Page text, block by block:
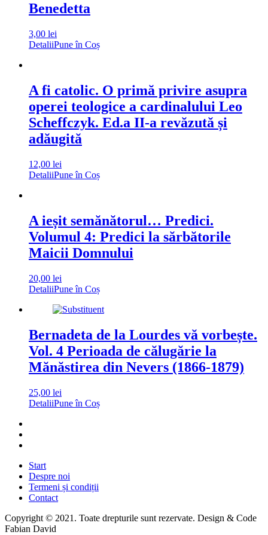
Benedetta
3,00 lei
DetaliiPune în Coș
A fi catolic. O primă privire asupra
operei teologice a cardinalului Leo
Scheffczyk. Ed.a II-a revăzută și
adăugită
12,00 lei
DetaliiPune în Coș
A ieșit semănătorul… Predici.
Volumul 4: Predici la sărbătorile
Maicii Domnului
20,00 lei
DetaliiPune în Coș
Bernadeta de la Lourdes vă vorbește.
Vol. 4 Perioada de călugărie la
Mănăstirea din Nevers (1866-1879)
25,00 lei
DetaliiPune în Coș
Start
Despre noi
Termeni și condiții
Contact
Copyright © 2021. Toate drepturile sunt rezervate. Design & Code
Fabian David